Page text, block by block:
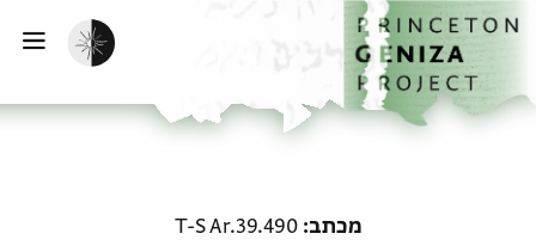
לתוכןהבית
הפעלת מצב כהה
מכתב T-S Ar.39.490